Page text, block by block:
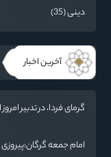
دینی (35)
آخرین اخبار
گرمای فردا، در تدبیر
امام جمعه گرگان:پیروزی